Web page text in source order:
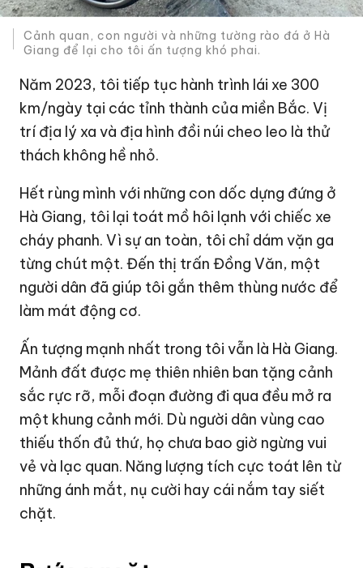
Cảnh quan, con người và những tường rào đá ở Hà
Giang để lại cho tôi ấn tượng khó phai.
Năm 2023, tôi tiếp tục hành trình lái xe 300
km/ngày tại các tỉnh thành của miền Bắc. Vị
trí địa lý xa và địa hình đồi núi cheo leo là thử
thách không hề nhỏ.
Hết rùng mình với những con dốc dựng đứng ở
Hà Giang, tôi lại toát mồ hôi lạnh với chiếc xe
cháy phanh. Vì sự an toàn, tôi chỉ dám vặn ga
từng chút một. Đến thị trấn Đồng Văn, một
người dân đã giúp tôi gắn thêm thùng nước để
làm mát động cơ.
Ấn tượng mạnh nhất trong tôi vẫn là Hà Giang.
Mảnh đất được mẹ thiên nhiên ban tặng cảnh
sắc rực rỡ, mỗi đoạn đường đi qua đều mở ra
một khung cảnh mới. Dù người dân vùng cao
thiếu thốn đủ thứ, họ chưa bao giờ ngừng vui
vẻ và lạc quan. Năng lượng tích cực toát lên từ
những ánh mắt, nụ cười hay cái nắm tay siết
chặt.